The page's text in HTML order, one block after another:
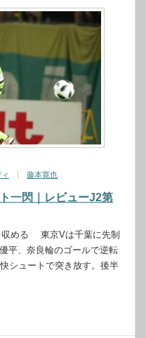
藤本寛也
一閃｜レビューJ2第
収める 東京Vは千葉に先制
平、奈良輪のゴールで逆転
シュートで突き放す。後半